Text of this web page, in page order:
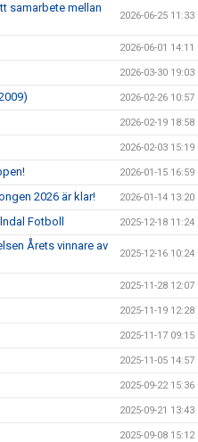
samarbete mellan
2026-06-25 11:33
2026-06-01 14:11
2026-03-30 19:03
2026-02-26 10:57
2026-02-19 18:58
2026-02-03 15:19
2026-01-15 16:59
2026 är klar! 2026-01-14 13:20
Fotboll 2025-12-18 11:24
Årets vinnare av
2025-12-16 10:24
2025-11-28 12:07
2025-11-19 12:28
2025-11-17 09:15
2025-11-05 14:57
2025-09-22 15:36
2025-09-21 13:43
2025-09-08 15:12